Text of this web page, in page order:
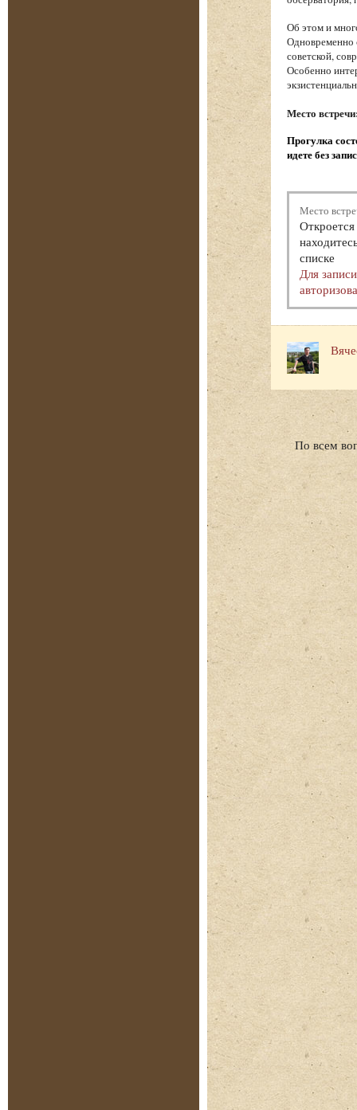
Об этом и
Одновременно
советской,
Особенно
Место
Прогулка
идете без
Место
списке
Для
По всем